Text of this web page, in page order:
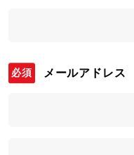
メールアドレス